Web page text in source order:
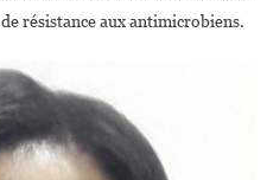
résistance aux antimicrobiens.